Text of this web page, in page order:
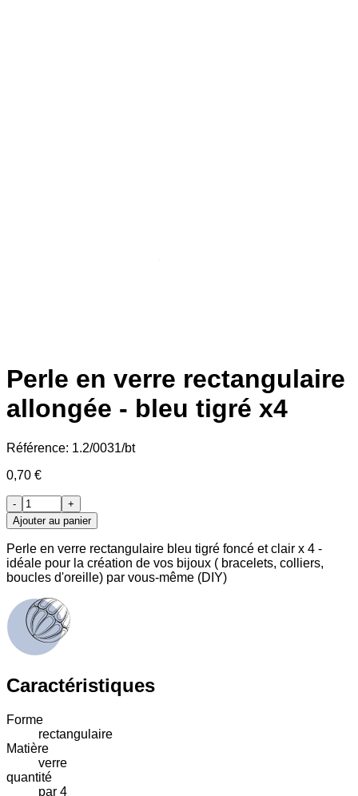
Perle en verre rectangulaire
allongée - bleu tigré x4
Référence: 1.2/0031/bt
0,70 €
-
+
Ajouter au panier
Perle en verre rectangulaire bleu tigré foncé et clair x 4 -
idéale pour la création de vos bijoux ( bracelets, colliers,
boucles d'oreille) par vous-même (DIY)
Caractéristiques
Forme
rectangulaire
Matière
verre
quantité
par 4